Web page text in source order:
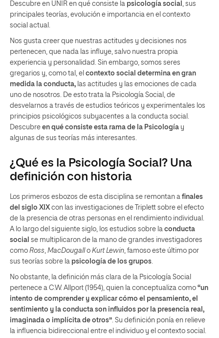
Descubre en UNIR en qué consiste la psicología social , sus
principales teorías, evolución e importancia en el contexto
social actual.
Nos gusta creer que nuestras actitudes y decisiones nos
pertenecen, que nada las influye, salvo nuestra propia
experiencia y personalidad. Sin embargo, somos seres
gregarios y, como tal, el contexto social determina en gran
medida la conducta, las actitudes y las emociones de cada
uno de nosotros. De esto trata la Psicología Social, de
desvelarnos a través de estudios teóricos y experimentales los
principios psicológicos subyacentes a la conducta social.
Descubre en qué consiste esta rama de la Psicología y
algunas de sus teorías más interesantes.
¿Qué es la Psicología Social? Una
definición con historia
Los primeros esbozos de esta disciplina se remontan a finales
del siglo XIXcon las investigaciones de Triplett sobre el efecto
de la presencia de otras personas en el rendimiento individual.
A lo largo del siguiente siglo, los estudios sobre la conducta
socia se multiplicaron de la mano de grandes investigadores
como Ross, MacDougall o Kurt Lewin, famoso este último por
sus teorías sobre la psicología de los grupos.
No obstante, la definición más clara de la Psicología Social
pertenece a C.W. Allport (1954), quien la conceptualiza como “un
intento de comprender y explicar cómo el pensamiento, el
sentimiento y la conducta son influidos por la presencia real,
imaginada o implícita de otros”. Su definición ponía en relieve
la influencia bidireccional entre el individuo y el contexto social.